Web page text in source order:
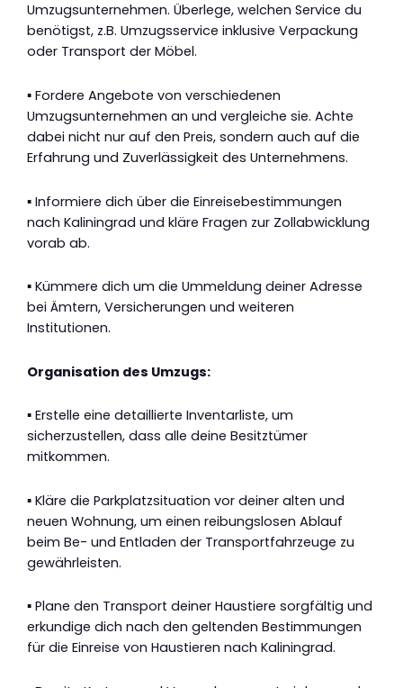
Umzugsunternehmen. Überlege, welchen Service du
benötigst, z.B. Umzugsservice inklusive Verpackung
oder Transport der Möbel.
▪ Fordere Angebote von verschiedenen
Umzugsunternehmen an und vergleiche sie. Achte
dabei nicht nur auf den Preis, sondern auch auf die
Erfahrung und Zuverlässigkeit des Unternehmens.
▪ Informiere dich über die Einreisebestimmungen
nach Kaliningrad und kläre Fragen zur Zollabwicklung
vorab ab.
▪ Kümmere dich um die Ummeldung deiner Adresse
bei Ämtern, Versicherungen und weiteren
Institutionen.
Organisation des Umzugs:
▪ Erstelle eine detaillierte Inventarliste, um
sicherzustellen, dass alle deine Besitztümer
mitkommen.
▪ Kläre die Parkplatzsituation vor deiner alten und
neuen Wohnung, um einen reibungslosen Ablauf
beim Be- und Entladen der Transportfahrzeuge zu
gewährleisten.
▪ Plane den Transport deiner Haustiere sorgfältig und
erkundige dich nach den geltenden Bestimmungen
für die Einreise von Haustieren nach Kaliningrad.